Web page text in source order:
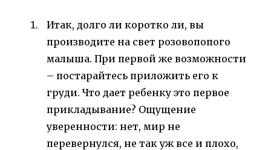
Итак, долго ли коротко ли, вы
производите на свет розовопопого
малыша. При первой же возможности
– постарайтесь приложить его к
груди. Что дает ребенку это первое
прикладывание? Ощущение
уверенности: нет, мир не
перевернулся, не так уж все и плохо,